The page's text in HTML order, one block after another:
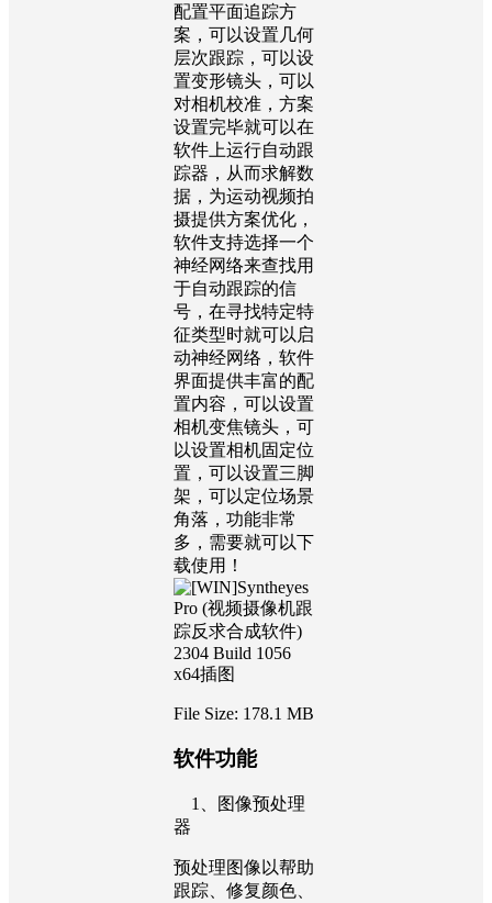
配置平面追踪方
案，可以设置几何
层次跟踪，可以设
置变形镜头，可以
对相机校准，方案
设置完毕就可以在
软件上运行自动跟
踪器，从而求解数
据，为运动视频拍
摄提供方案优化，
软件支持选择一个
神经网络来查找用
于自动跟踪的信
号，在寻找特定特
征类型时就可以启
动神经网络，软件
界面提供丰富的配
置内容，可以设置
相机变焦镜头，可
以设置相机固定位
置，可以设置三脚
架，可以定位场景
角落，功能非常
多，需要就可以下
载使用！
File Size: 178.1 MB
软件功能
1、图像预处理
器
预处理图像以帮助
跟踪、修复颜色、